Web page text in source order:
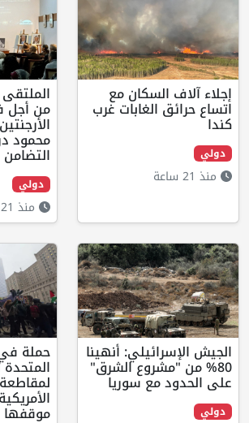
مع
غرب
الملتقى الثاني لـ"شعراء
من أجل فلسطين" في
الأرجنتين يحيي إرث
محمود درويش ويجدد
التضامن مع شعبنا
أنهينا
الشرق"
سوريا
حملة في الولايات
المتحدة تدعو الأطباء
لمقاطعة الجمعية الطبية
الأمريكية احتجاجاً على